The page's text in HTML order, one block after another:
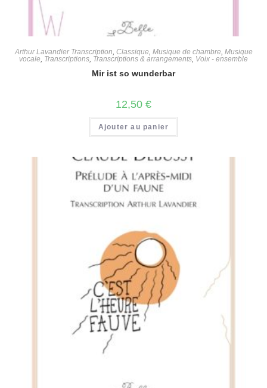
Arthur Lavandier Transcription, Classique, Musique de chambre, Musique
vocale, Transcriptions, Transcriptions & arrangements, Voix - ensemble
Mir ist so wunderbar
12,50 €
Ajouter au panier